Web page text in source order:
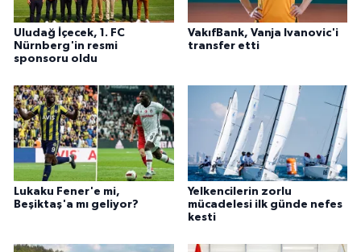
Uludağ İçecek, 1. FC
Nürnberg'in resmi
sponsoru oldu
VakıfBank, Vanja Ivanovic'i
transfer etti
Lukaku Fener'e mi,
Beşiktaş'a mı geliyor?
Yelkencilerin zorlu
mücadelesi ilk günde nefes
kesti